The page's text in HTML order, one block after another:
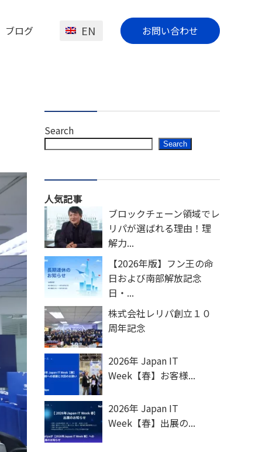
ブログ EN お問い合わせ
Search
Search
人気記事
ブロックチェーン領域でレ
リパが選ばれる理由！理
解力...
【2026年版】フン王の命
日および南部解放記念
日・...
株式会社レリパ創立１０
周年記念
2026年 Japan IT
Week【春】お客様...
2026年 Japan IT
Week【春】出展の...